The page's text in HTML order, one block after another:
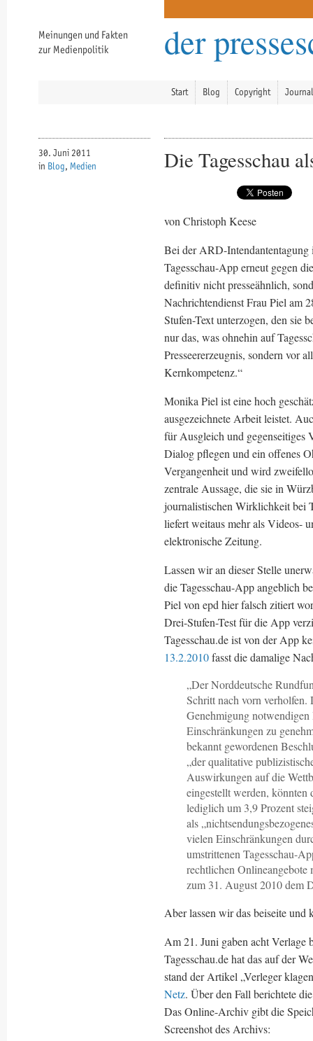
Meinungen und Fakten
zur Medienpolitik
der
Start Blog Copyright
30. Juni 2011
in Blog, Medien Die Tagesschau
von Christoph Keese
Bei der ARD-
Tagesschau-App erneut gegen
definitiv nicht presseähnlich,
Nachrichtendienst Frau Piel am
Stufen-Text unterzogen, den sie
nur das, was ohnehin auf
Presseererzeugnis, sondern vor
Kernkompetenz.“
Monika Piel ist eine hoch
ausgezeichnete Arbeit leistet.
für Ausgleich und gegenseitiges
Dialog pflegen und ein offenes
Vergangenheit und wird
zentrale Aussage, die sie in
journalistischen Wirklichkeit bei
liefert weitaus mehr als Videos-
elektronische Zeitung.
Lassen wir an dieser Stelle
die Tagesschau-App angeblich
Piel von epd hier falsch zitiert
Drei-Stufen-Test für die App
Tagesschau.de ist von der App
13.2.2010fasst die damalige
„Der Norddeutsche
Schritt nach vorn
Genehmigung
Einschränkungen zu
bekannt gewordenen
„der qualitative
Auswirkungen auf die
eingestellt werden, könnten
lediglich um 3,9 Prozent
als
vielen Einschränkungen
umstrittenen Tagesschau-
rechtlichen Onlineangebote
zum 31. August 2010 dem
Aber lassen wir das beiseite und
Am 21. Juni gaben acht Verlage
Tagesschau.de hat das auf der
stand der Artikel „Verleger
Netz. Über den Fall berichtete
Das Online-Archiv gibt die
Screenshot des Archivs: